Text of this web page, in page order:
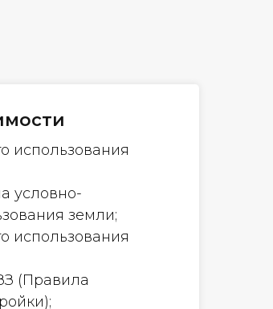
использования
условно-
земли;
использования
(Правила